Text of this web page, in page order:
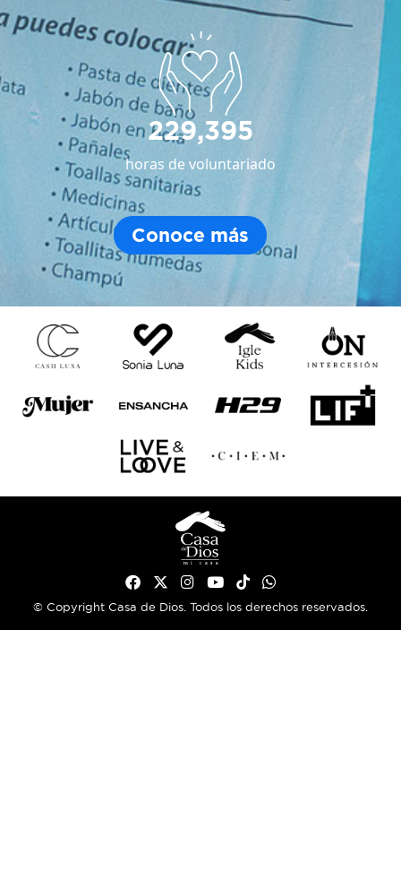
229,395
horas de voluntariado
Conoce más
© Copyright Casa de Dios. Todos los derechos reservados.